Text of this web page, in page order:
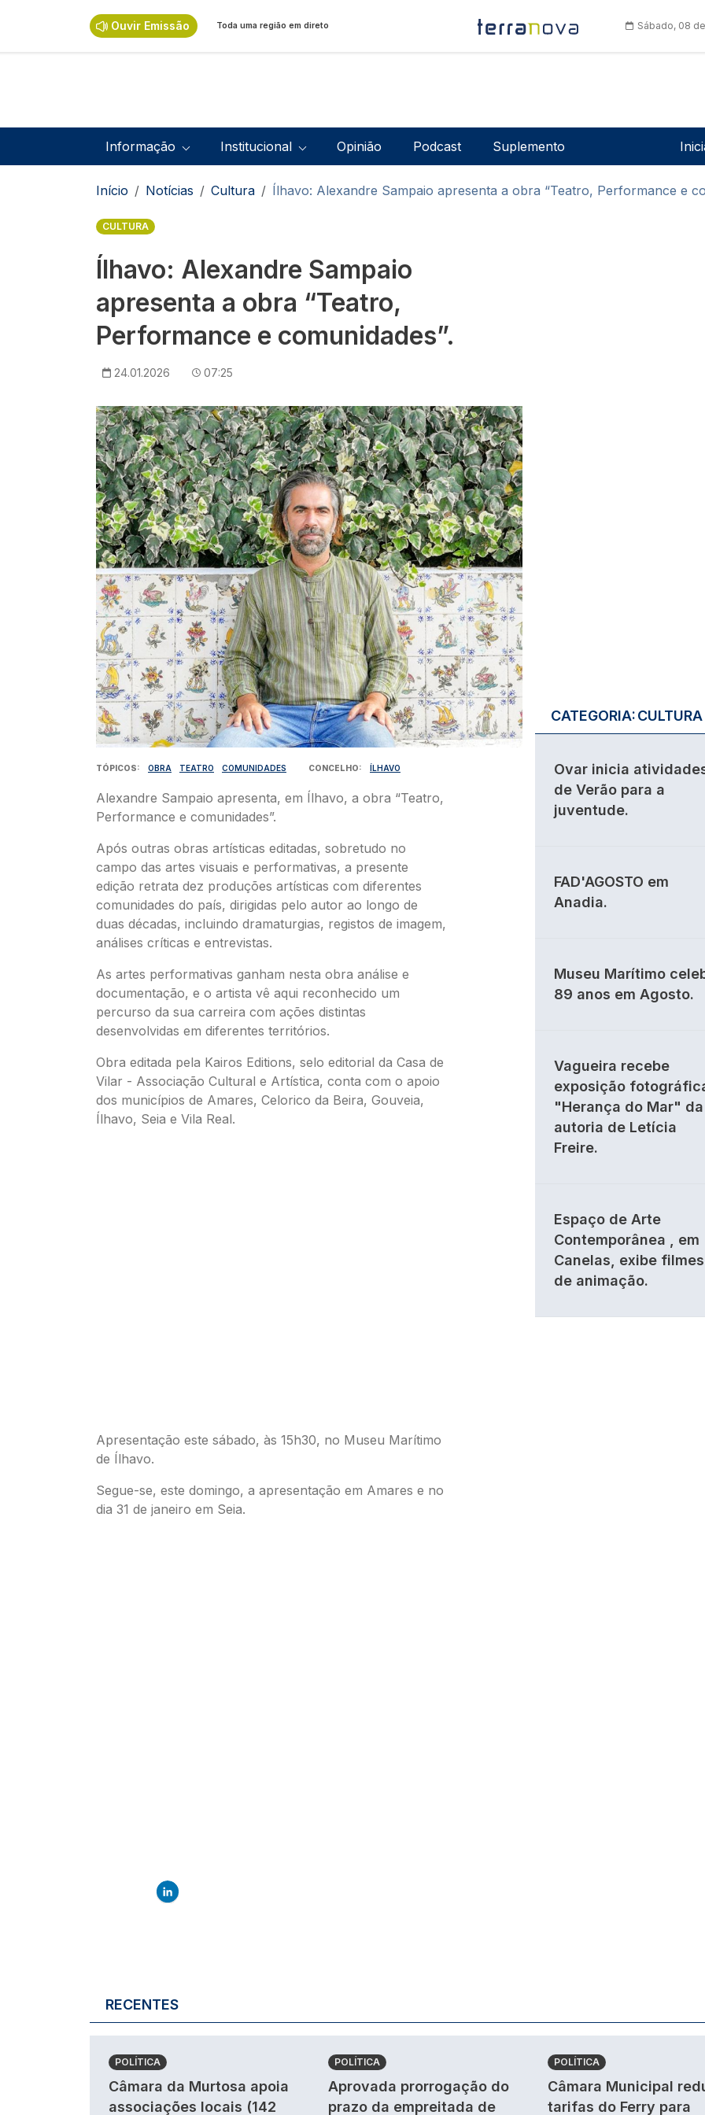
Ouvir Emissão Toda uma região em direto Sábado, 08
Navegação principal
Informação Institucional Opinião Podcast Suplemento
Navegação estrutural
Início Notícias Cultura Ílhavo: Alexandre Sampaio apresenta a obra “Teatro, Performance e
CULTURA
Ílhavo: Alexandre Sampaio
apresenta a obra “Teatro,
Performance e comunidades”.
24.01.2026 07:25
Imagem
TÓPICOS OBRA TEATRO COMUNIDADES CONCELHO ÍLHAVO
Alexandre Sampaio apresenta, em Ílhavo, a obra “Teatro,
Performance e comunidades”.
Após outras obras artísticas editadas, sobretudo no
campo das artes visuais e performativas, a presente
edição retrata dez produções artísticas com diferentes
comunidades do país, dirigidas pelo autor ao longo de
duas décadas, incluindo dramaturgias, registos de imagem,
análises críticas e entrevistas.
As artes performativas ganham nesta obra análise e
documentação, e o artista vê aqui reconhecido um
percurso da sua carreira com ações distintas
desenvolvidas em diferentes territórios.
Obra editada pela Kairos Editions, selo editorial da Casa de
Vilar - Associação Cultural e Artística, conta com o apoio
dos municípios de Amares, Celorico da Beira, Gouveia,
Ílhavo, Seia e Vila Real.
Apresentação este sábado, às 15h30, no Museu Marítimo
de Ílhavo.
Segue-se, este domingo, a apresentação em Amares e no
dia 31 de janeiro em Seia.
CATEGORIA:CULTURA
Ovar inicia
de Verão para a
juventude.
FAD'AGOSTO em
Anadia.
Museu Marítimo
89 anos em Agosto.
Vagueira recebe
exposição
"Herança do Mar" da
autoria de Letícia
Freire.
Espaço de Arte
Contemporânea , em
Canelas, exibe filmes
de animação.
RECENTES
POLÍTICA
Câmara da Murtosa apoia
associações locais (142
POLÍTICA
Aprovada prorrogação do
prazo da empreitada de
POLÍTICA
Câmara Municipal
tarifas do Ferry para